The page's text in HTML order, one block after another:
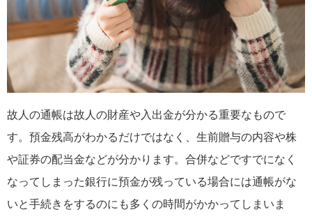
故人の通帳は故人の財産や入出金が分かる重要なもので
す。預金残高がわかるだけではなく、生前贈与の内容や株
や証券の配当金などが分かります。合併などですでになく
なってしまった銀行に預金が残っている場合には通帳がな
いと手続きをするのにも多くの時間がかかってしまいま